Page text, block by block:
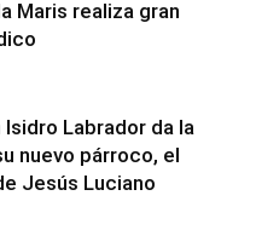
Maris realiza gran
Isidro Labrador da la
nuevo párroco, el
Jesús Luciano